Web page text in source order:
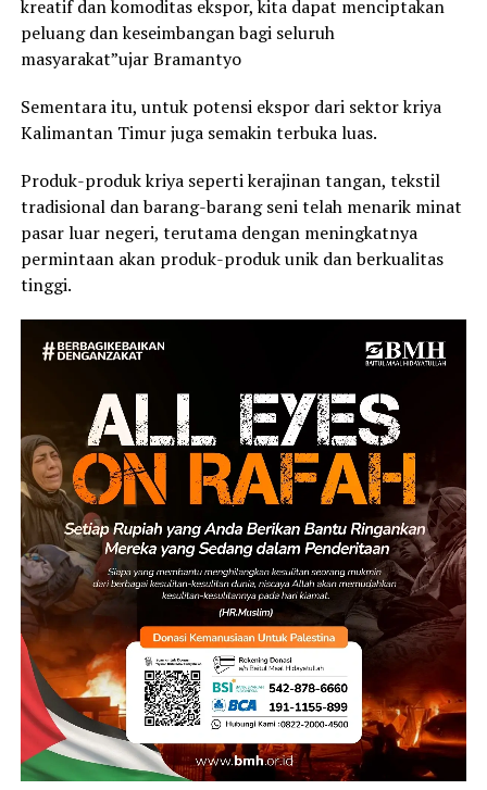
kreatif dan komoditas ekspor, kita dapat menciptakan
peluang dan keseimbangan bagi seluruh
masyarakat”ujar Bramantyo
Sementara itu, untuk potensi ekspor dari sektor kriya
Kalimantan Timur juga semakin terbuka luas.
Produk-produk kriya seperti kerajinan tangan, tekstil
tradisional dan barang-barang seni telah menarik minat
pasar luar negeri, terutama dengan meningkatnya
permintaan akan produk-produk unik dan berkualitas
tinggi.